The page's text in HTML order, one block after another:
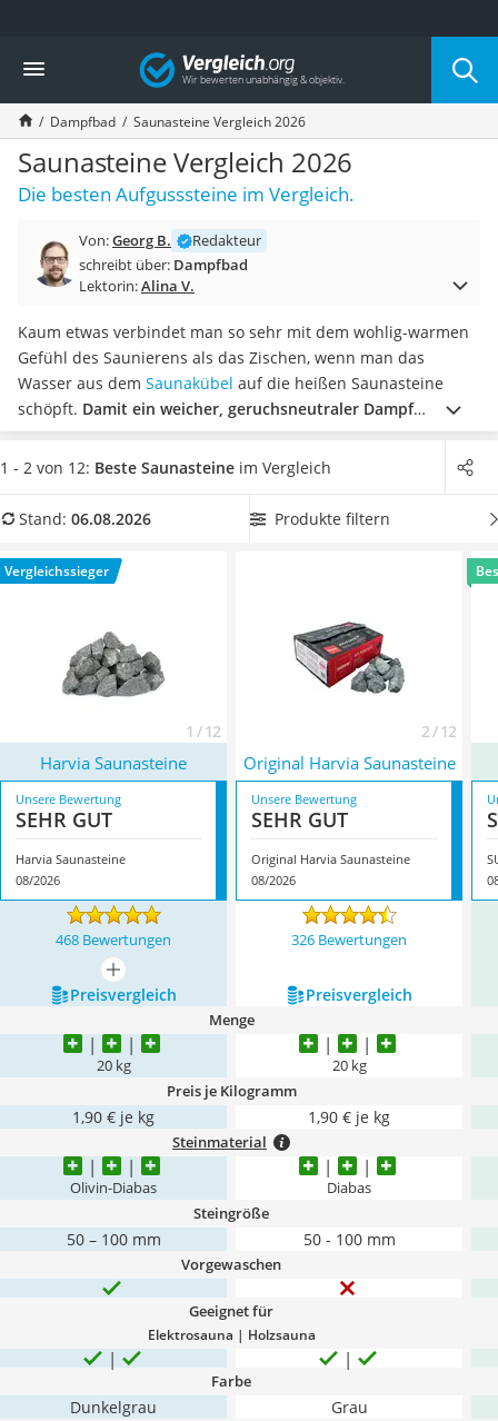
Die beliebtesten Vergleiche nach Kategorie
Baumarkt
Tresor feuerfest
Makita-Akku-Rasenmäher
Kappsäge
Smartes Türschloss
Akku-Rasentrimmer
Feuchtigkeitsmessgerät
Split-Klimaanlage 2 Innengeräte
Pelletofen
Tiefbrunnenpumpe
Fliesenschneider
Hochdruckreiniger
Doppelschleifer
Überwachungskamera
Benzinrasenmäher mit Elektrostart
Löschdecke
Winterharte Palmen
Gasdurchlauferhitzer
Vergleich
Dampfbad Saunasteine Vergleich 2026
Saunasteine Vergleich 2026
Die besten Aufgusssteine im Vergleich.
Von:Georg B.
Redakteur
schreibt über: Dampfbad
Lektorin:Alina V.
Kaum etwas verbindet man so sehr mit dem wohlig-warmen
Gefühl des Saunierens als das Zischen, wenn man das
Wasser aus dem Saunakübel auf die heißen Saunasteine
schöpft. Damit ein weicher, geruchsneutraler Dampf
entsteht, sollten Sie qualitativ hochwertige Saunasteine
kaufen. Diverse Online-Tests zeigen, dass die Steine
häufig in
produziertwerden. Wählen Sie jetzt vorgewaschene
vor dem Verwenden nicht selbst reinigen möchten.
Überzeugt hat uns hier im August 2026 besonders das
1 - 2 von 12: Beste Saunasteine im Vergleich
Stand: 06.08.2026 Produkte filtern
Vergleichssieger
1 / 12 2 / 12
Harvia Saunasteine Original Harvia Saunasteine
Unsere Bewertung
SEHR GUT
Harvia Saunasteine
08/2026
Unsere Bewertung
SEHR GUT
Original Harvia Saunasteine
08/2026
468 Bewertungen 326 Bewertungen
mehr anzeigen
Preis­vergleich
Preis­vergleich
Menge
20 kg 20 kg
Preis je Kilogramm
1,90 € je kg 1,90 € je kg
Steinmaterial
Olivin-Diabas Diabas
Steingröße
50 – 100 mm 50 - 100 mm
Vorgewaschen
Geeignet für
Elektrosauna | Holzsauna
Farbe
Dunkelgrau Grau